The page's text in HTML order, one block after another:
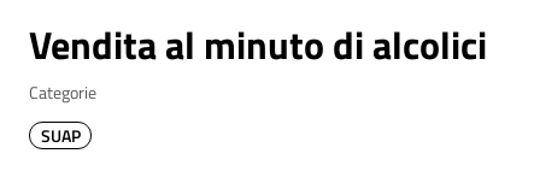
Vendita al minuto di alcolici
Categorie
SUAP